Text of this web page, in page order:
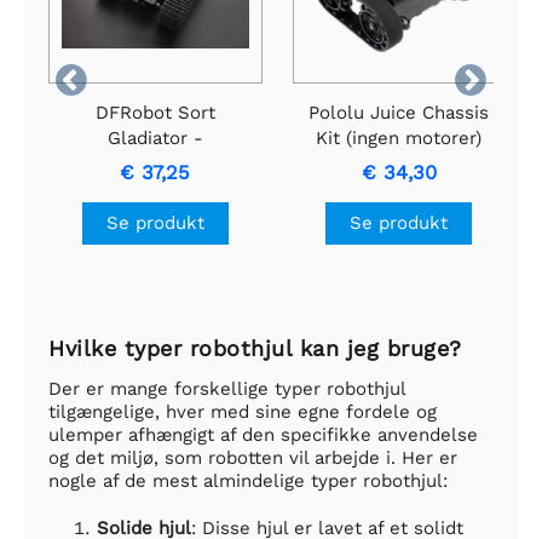


DFRobot Sort
Gladiator -
Sporrobotchassis
€ 37,25
Se produkt
Pololu Juice Chassis
Kit (ingen motorer)
€ 34,30
Se produkt
Hvilke typer robothjul kan jeg bruge?
Der er mange forskellige typer robothjul
tilgængelige, hver med sine egne fordele og
ulemper afhængigt af den specifikke anvendelse
og det miljø, som robotten vil arbejde i. Her er
nogle af de mest almindelige typer robothjul:
Solide hjul: Disse hjul er lavet af et solidt